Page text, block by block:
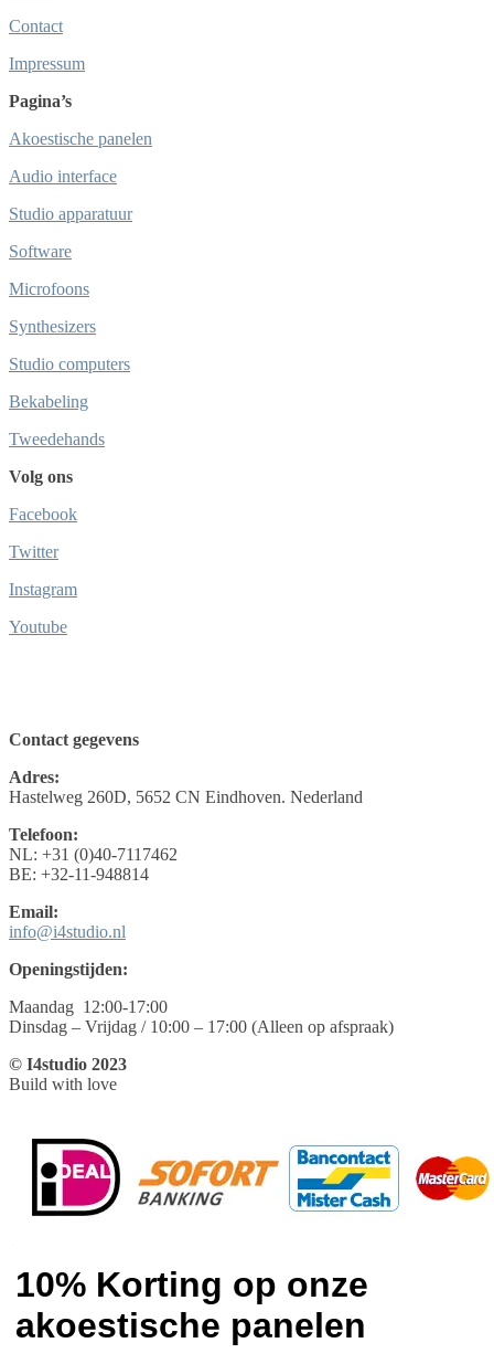
Contact
Impressum
Pagina’s
Akoestische panelen
Audio interface
Studio apparatuur
Software
Microfoons
Synthesizers
Studio computers
Bekabeling
Tweedehands
Volg ons
Facebook
Twitter
Instagram
Youtube
Contact gegevens
Adres:
Hastelweg 260D, 5652 CN Eindhoven. Nederland
Telefoon:
NL: +31 (0)40-7117462
BE: +32-11-948814
Email:
info@i4studio.nl
Openingstijden:
Maandag 12:00-17:00
Dinsdag – Vrijdag / 10:00 – 17:00 (Alleen op afspraak)
© I4studio 2023
Build with love
10% Korting op onze
akoestische panelen